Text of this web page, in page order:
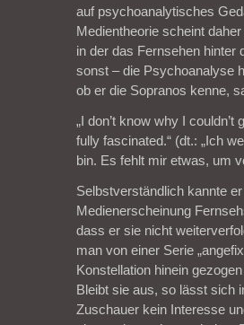
auf psychoanalytisches
Medientheorie scheint
in der das Fernsehen hinter
sonst – die Psychoanalyse
ob er die Sopranos kenne,
„I don’t know why I
fully fascinated.“ (dt.: „Ich
bin. Es fehlt mir etwas, um
Selbstverständlich kannte
Medienerscheinung
dass er sie nicht
man von einer Serie
Konstellation hinein
Bleibt sie aus, so lässt sich
Zuschauer kein Interesse